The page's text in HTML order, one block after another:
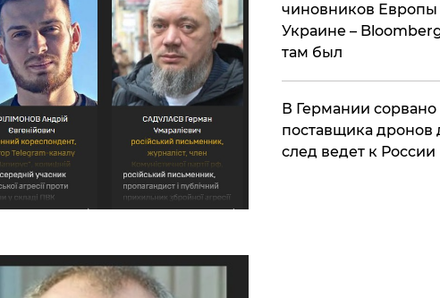
чиновников
Украине –
там был
​В Германии
поставщика дронов
след ведет к России